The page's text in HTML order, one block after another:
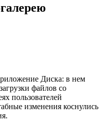
Диска: в нем
файлов со
пользователей
изменения коснулись